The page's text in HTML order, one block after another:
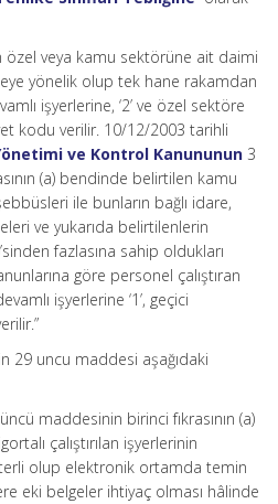
özel veya kamu sektörüne ait daimi
yönelik olup tek hane rakamdan
işyerlerine, ‘2’ ve özel sektöre
kodu verilir. 10/12/2003 tarihli
ve Kontrol Kanununun 3
(a) bendinde belirtilen kamu
ile bunların bağlı idare,
ve yukarıda belirtilenlerin
fazlasına sahip oldukları
göre personel çalıştıran
işyerlerine ‘1’, geçici
29 uncu maddesi aşağıdaki
maddesinin birinci fıkrasının (a)
çalıştırılan işyerlerinin
olup elektronik ortamda temin
eki belgeler ihtiyaç olması hâlinde